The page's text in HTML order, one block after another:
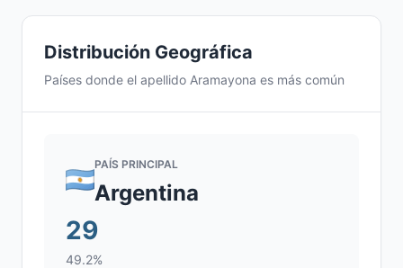
Distribución Geográfica
Países donde el apellido Aramayona es más común
PAÍS PRINCIPAL
Argentina
29
49.2%